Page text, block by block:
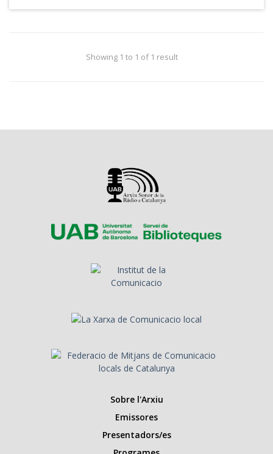
Showing 1 to 1 of 1 result
Sobre l'Arxiu
Emissores
Presentadors/es